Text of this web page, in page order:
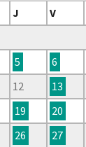
J V
5 6
12 13
19 20
26 27